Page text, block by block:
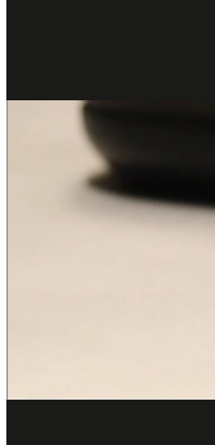
Showroom Helmond
Inspiratie opdoen bij
Een bezoekje brengen aan onze
het bepalen van wat je mooi vindt én
indeling, apparaten, opslagopties en